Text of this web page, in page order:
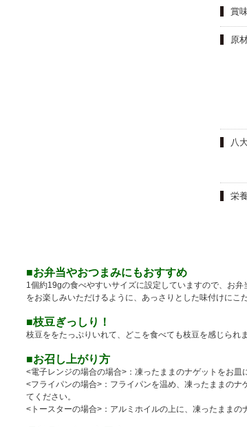
賞
原
八
栄
■お弁当やおつまみにもおすすめ
1個約19gの食べやすいサイズに設定していますので、お
をお楽しみいただけるように、あっさりとした味付けにこ
■枝豆ぎっしり！
枝豆ををたっぷりいれて、どこを食べても枝豆を感じられま
■お召し上がり方
<電子レンジの場合の場合>：凍ったままのナゲットをお皿
<フライパンの場合>：フライパンを温め、凍ったままの
てください。
<トースターの場合>：アルミホイルの上に、凍ったままの